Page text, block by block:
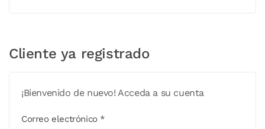
Cliente ya registrado
¡Bienvenido de nuevo! Acceda a su cuenta
Correo electrónico *